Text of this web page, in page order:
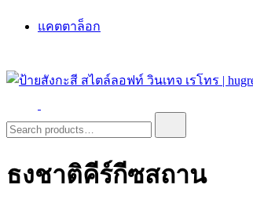
แคตตาล็อก
ป้ายสังกะสี สไตล์ลอฟท์ วินเทจ เรโทร |
ป้ายวินเทจ แต่งบ้าน ร้านกาแฟ ผับ โรงแรม
for:
ธงชาติคีร์กีซสถาน